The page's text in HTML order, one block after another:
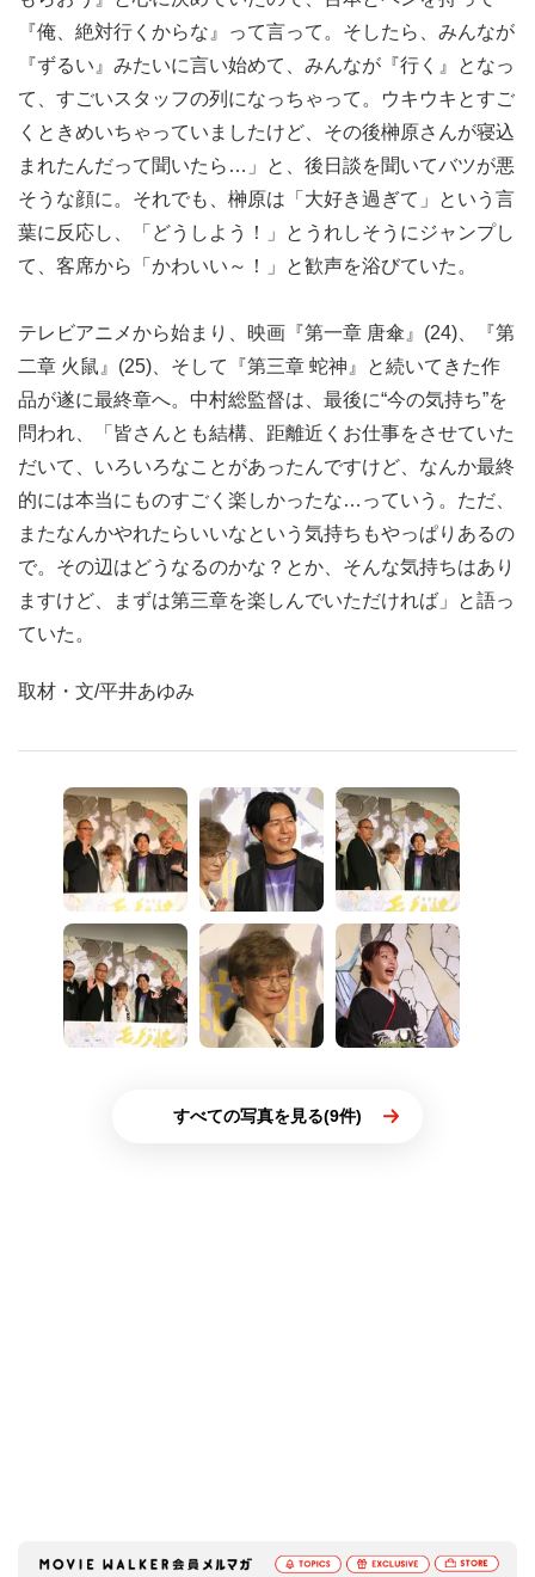
『俺、絶対行くからな』って言って。そしたら、みんなが
『ずるい』みたいに言い始めて、みんなが『行く』となっ
て、すごいスタッフの列になっちゃって。ウキウキとすご
くときめいちゃっていましたけど、その後榊󠄀原さんが寝込
まれたんだって聞いたら…」と、後日談を聞いてバツが悪
そうな顔に。それでも、榊󠄀原は「大好き過ぎて」という言
葉に反応し、「どうしよう！」とうれしそうにジャンプし
て、客席から「かわいい～！」と歓声を浴びていた。
テレビアニメから始まり、映画『第一章 唐傘』(24)、『第
二章 火鼠』(25)、そして『第三章 蛇神』と続いてきた作
品が遂に最終章へ。中村総監督は、最後に“今の気持ち”を
問われ、「皆さんとも結構、距離近くお仕事をさせていた
だいて、いろいろなことがあったんですけど、なんか最終
的には本当にものすごく楽しかったな…っていう。ただ、
またなんかやれたらいいなという気持ちもやっぱりあるの
で。その辺はどうなるのかな？とか、そんな気持ちはあり
ますけど、まずは第三章を楽しんでいただければ」と語っ
ていた。
取材・文/平井あゆみ
すべての写真を見る(9件)